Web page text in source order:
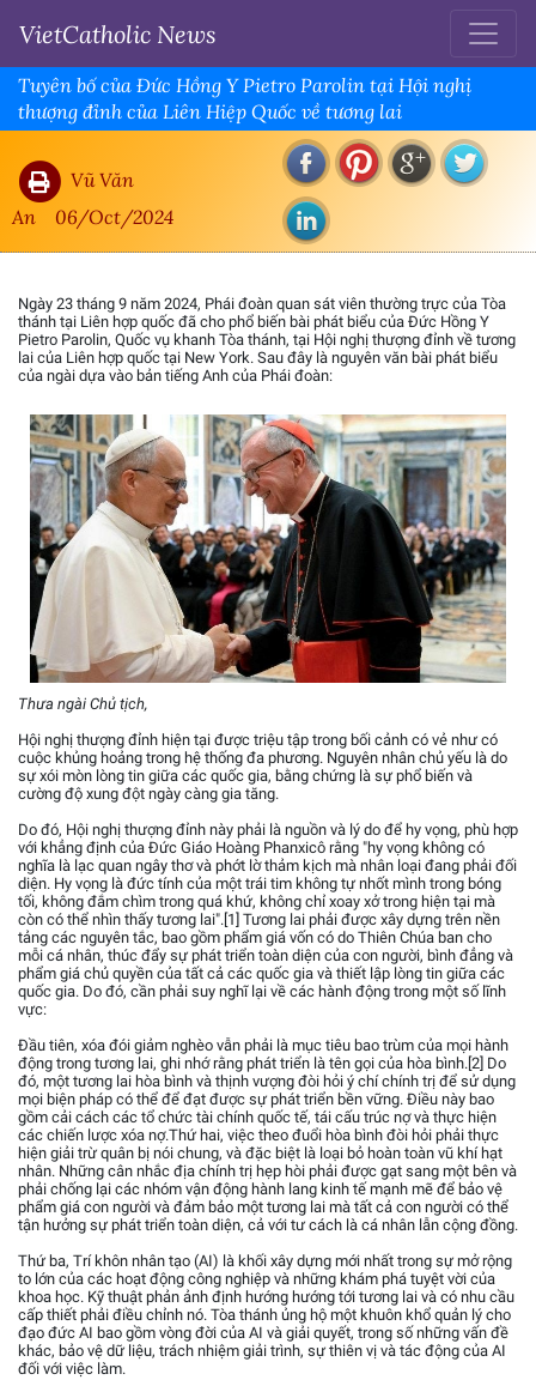
VietCatholic News
Tuyên bố của Đức Hồng Y Pietro Parolin tại Hội nghị
thượng đỉnh của Liên Hiệp Quốc về tương lai
Vũ Văn
An
06/Oct/2024
Ngày 23 tháng 9 năm 2024, Phái đoàn quan sát viên thường trực của Tòa
thánh tại Liên hợp quốc đã cho phổ biến bài phát biểu của Đức Hồng Y
Pietro Parolin, Quốc vụ khanh Tòa thánh, tại Hội nghị thượng đỉnh về tương
lai của Liên hợp quốc tại New York. Sau đây là nguyên văn bài phát biểu
của ngài dựa vào bản tiếng Anh của Phái đoàn:
Thưa ngài Chủ tịch,
Hội nghị thượng đỉnh hiện tại được triệu tập trong bối cảnh có vẻ như có
cuộc khủng hoảng trong hệ thống đa phương. Nguyên nhân chủ yếu là do
sự xói mòn lòng tin giữa các quốc gia, bằng chứng là sự phổ biến và
cường độ xung đột ngày càng gia tăng.
Do đó, Hội nghị thượng đỉnh này phải là nguồn và lý do để hy vọng, phù hợp
với khẳng định của Đức Giáo Hoàng Phanxicô rằng "hy vọng không có
nghĩa là lạc quan ngây thơ và phớt lờ thảm kịch mà nhân loại đang phải đối
diện. Hy vọng là đức tính của một trái tim không tự nhốt mình trong bóng
tối, không đắm chìm trong quá khứ, không chỉ xoay xở trong hiện tại mà
còn có thể nhìn thấy tương lai".[1] Tương lai phải được xây dựng trên nền
tảng các nguyên tắc, bao gồm phẩm giá vốn có do Thiên Chúa ban cho
mỗi cá nhân, thúc đẩy sự phát triển toàn diện của con người, bình đẳng và
phẩm giá chủ quyền của tất cả các quốc gia và thiết lập lòng tin giữa các
quốc gia. Do đó, cần phải suy nghĩ lại về các hành động trong một số lĩnh
vực:
Đầu tiên, xóa đói giảm nghèo vẫn phải là mục tiêu bao trùm của mọi hành
động trong tương lai, ghi nhớ rằng phát triển là tên gọi của hòa bình.[2] Do
đó, một tương lai hòa bình và thịnh vượng đòi hỏi ý chí chính trị để sử dụng
mọi biện pháp có thể để đạt được sự phát triển bền vững. Điều này bao
gồm cải cách các tổ chức tài chính quốc tế, tái cấu trúc nợ và thực hiện
các chiến lược xóa nợ.Thứ hai, việc theo đuổi hòa bình đòi hỏi phải thực
hiện giải trừ quân bị nói chung, và đặc biệt là loại bỏ hoàn toàn vũ khí hạt
nhân. Những cân nhắc địa chính trị hẹp hòi phải được gạt sang một bên và
phải chống lại các nhóm vận động hành lang kinh tế mạnh mẽ để bảo vệ
phẩm giá con người và đảm bảo một tương lai mà tất cả con người có thể
tận hưởng sự phát triển toàn diện, cả với tư cách là cá nhân lẫn cộng đồng.
Thứ ba, Trí khôn nhân tạo (AI) là khối xây dựng mới nhất trong sự mở rộng
to lớn của các hoạt động công nghiệp và những khám phá tuyệt vời của
khoa học. Kỹ thuật phản ảnh định hướng hướng tới tương lai và có nhu cầu
cấp thiết phải điều chỉnh nó. Tòa thánh ủng hộ một khuôn khổ quản lý cho
đạo đức AI bao gồm vòng đời của AI và giải quyết, trong số những vấn đề
khác, bảo vệ dữ liệu, trách nhiệm giải trình, sự thiên vị và tác động của AI
đối với việc làm.